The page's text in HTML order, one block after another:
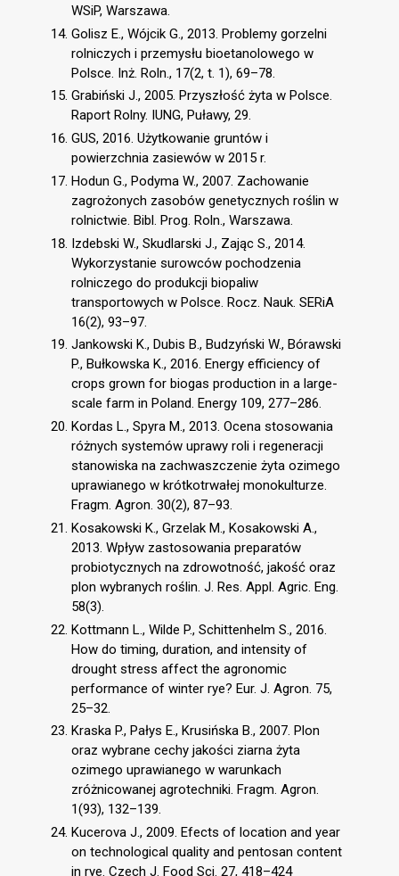
WSiP, Warszawa.
Golisz E., Wójcik G., 2013. Problemy gorzelni
rolniczych i przemysłu bioetanolowego w
Polsce. Inż. Roln., 17(2, t. 1), 69–78.
Grabiński J., 2005. Przyszłość żyta w Polsce.
Raport Rolny. IUNG, Puławy, 29.
GUS, 2016. Użytkowanie gruntów i
powierzchnia zasiewów w 2015 r.
Hodun G., Podyma W., 2007. Zachowanie
zagrożonych zasobów genetycznych roślin w
rolnictwie. Bibl. Prog. Roln., Warszawa.
Izdebski W., Skudlarski J., Zając S., 2014.
Wykorzystanie surowców pochodzenia
rolniczego do produkcji biopaliw
transportowych w Polsce. Rocz. Nauk. SERiA
16(2), 93–97.
Jankowski K., Dubis B., Budzyński W., Bórawski
P., Bułkowska K., 2016. Energy efficiency of
crops grown for biogas production in a large-
scale farm in Poland. Energy 109, 277–286.
Kordas L., Spyra M., 2013. Ocena stosowania
różnych systemów uprawy roli i regeneracji
stanowiska na zachwaszczenie żyta ozimego
uprawianego w krótkotrwałej monokulturze.
Fragm. Agron. 30(2), 87–93.
Kosakowski K., Grzelak M., Kosakowski A.,
2013. Wpływ zastosowania preparatów
probiotycznych na zdrowotność, jakość oraz
plon wybranych roślin. J. Res. Appl. Agric. Eng.
58(3).
Kottmann L., Wilde P., Schittenhelm S., 2016.
How do timing, duration, and intensity of
drought stress affect the agronomic
performance of winter rye? Eur. J. Agron. 75,
25–32.
Kraska P., Pałys E., Krusińska B., 2007. Plon
oraz wybrane cechy jakości ziarna żyta
ozimego uprawianego w warunkach
zróżnicowanej agrotechniki. Fragm. Agron.
1(93), 132–139.
Kucerova J., 2009. Efects of location and year
on technological quality and pentosan content
in rye. Czech J. Food Sci. 27, 418–424